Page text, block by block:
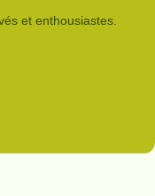
et enthousiastes.